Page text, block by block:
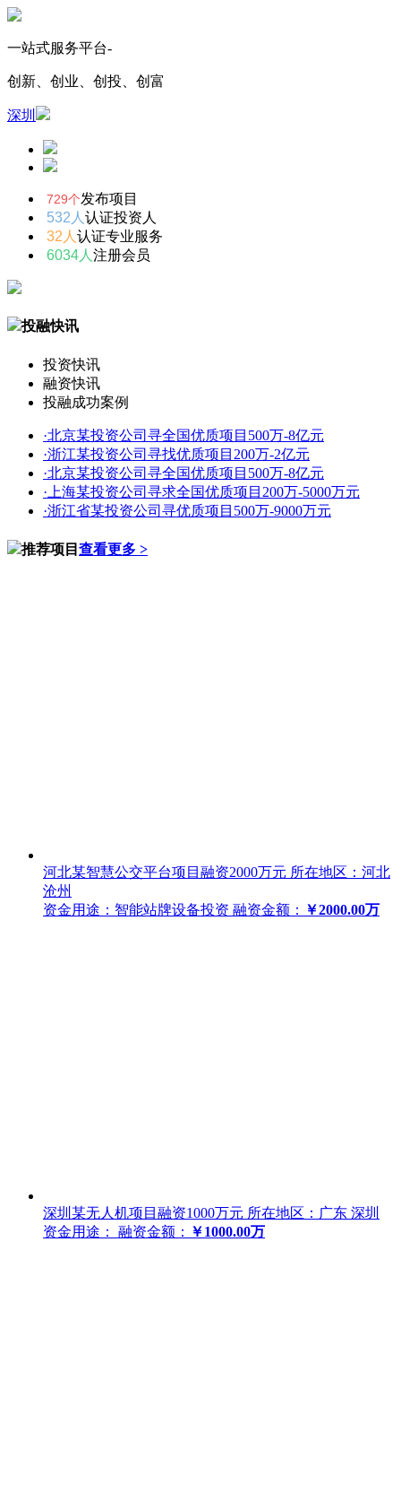
一站式服务平台-
创新、创业、创投、创富
深圳
729个发布项目
532人 认证投资人
32人 认证专业服务
6034人 注册会员
投融快讯
投资快讯
融资快讯
投融成功案例
·北京某投资公司寻全国优质项目500万-8亿元
·浙江某投资公司寻找优质项目200万-2亿元
·北京某投资公司寻全国优质项目500万-8亿元
· 上海某投资公司寻求全国优质项目200万-5000万元
·浙江省某投资公司寻优质项目500万-9000万元
推荐项目 查看更多 >
河北某智慧公交平台项目融资2000万元 所在地区：河北
沧州
资金用途：智能站牌设备投资 融资金额： ￥2000.00万
深圳某无人机项目融资1000万元 所在地区：广东 深圳
资金用途：
融资金额： ￥1000.00万